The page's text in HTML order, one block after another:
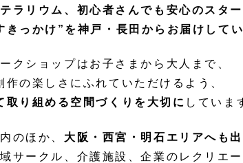
ラリウム、初心者さんでも安心のスタ
きっかけ”を神戸・長田からお届けしてい
クショップはお子さまから大人まで、
作の楽しさにふれていただけるよう、
取り組める空間づくりを大切に していま
のほか、 大阪・西宮・明石エリアへも
サークル、介護施設、企業のレクリエー